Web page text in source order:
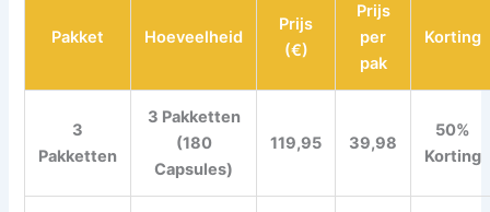
Pakket Hoeveelheid
Prijs
(€)
Prijs
per
pak
Korting
3
Pakketten
3 Pakketten
(180
Capsules)
119,95 39,98
50%
Korting